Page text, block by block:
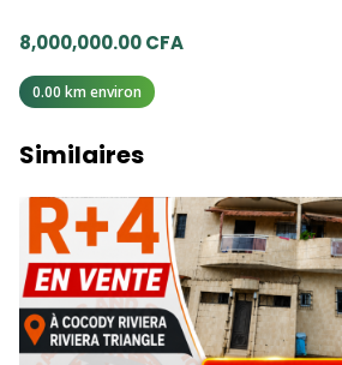
8,000,000.00 CFA
0.00 km environ
Similaires